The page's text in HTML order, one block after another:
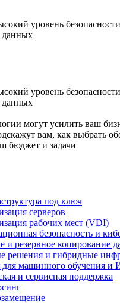
уровень
данных
уровень
данных
могут усилить ваш
вам, как выбрать
бюджет и задачи
под ключ
серверов
рабочих мест (VDI)
безопасность и
и резервное копирование
решения и гибридные
машинного обучения и
и сервисная поддержка